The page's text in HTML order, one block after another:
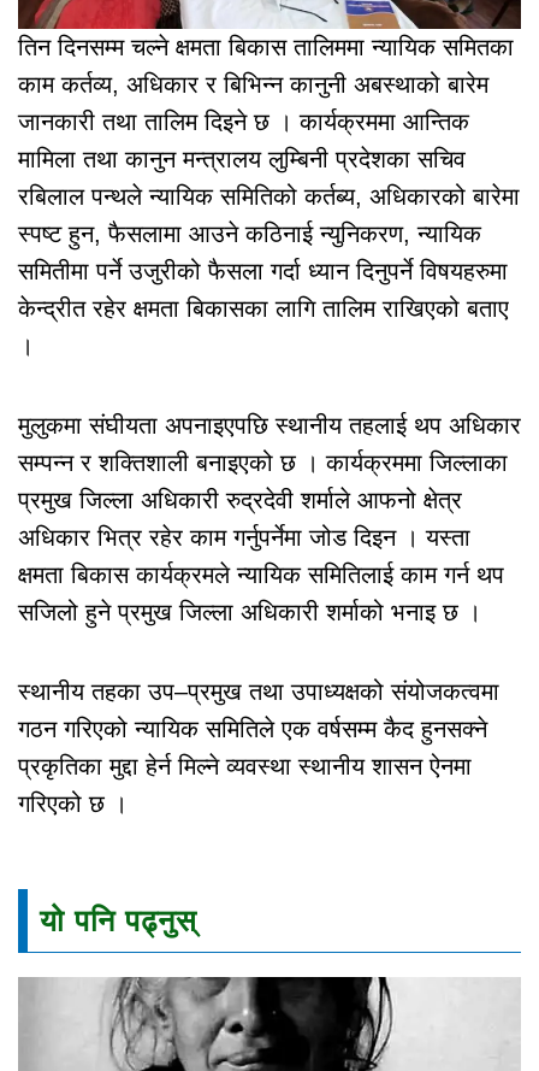
तिन दिनसम्म चल्ने क्षमता बिकास तालिममा न्यायिक समितका
काम कर्तव्य, अधिकार र बिभिन्न कानुनी अबस्थाको बारेम
जानकारी तथा तालिम दिइने छ । कार्यक्रममा आन्तिक
मामिला तथा कानुन मन्त्रालय लुम्बिनी प्रदेशका सचिव
रबिलाल पन्थले न्यायिक समितिको कर्तब्य, अधिकारको बारेमा
स्पष्ट हुन, फैसलामा आउने कठिनाई न्युनिकरण, न्यायिक
समितीमा पर्ने उजुरीको फैसला गर्दा ध्यान दिनुपर्ने विषयहरुमा
केन्द्रीत रहेर क्षमता बिकासका लागि तालिम राखिएको बताए
।
मुलुकमा संघीयता अपनाइएपछि स्थानीय तहलाई थप अधिकार
सम्पन्न र शक्तिशाली बनाइएको छ । कार्यक्रममा जिल्लाका
प्रमुख जिल्ला अधिकारी रुद्रदेवी शर्माले आफनो क्षेत्र
अधिकार भित्र रहेर काम गर्नुपर्नेमा जोड दिइन । यस्ता
क्षमता बिकास कार्यक्रमले न्यायिक समितिलाई काम गर्न थप
सजिलो हुने प्रमुख जिल्ला अधिकारी शर्माको भनाइ छ ।
स्थानीय तहका उप–प्रमुख तथा उपाध्यक्षको संयोजकत्वमा
गठन गरिएको न्यायिक समितिले एक वर्षसम्म कैद हुनसक्ने
प्रकृतिका मुद्दा हेर्न मिल्ने व्यवस्था स्थानीय शासन ऐनमा
गरिएको छ ।
यो पनि पढ्नुस्